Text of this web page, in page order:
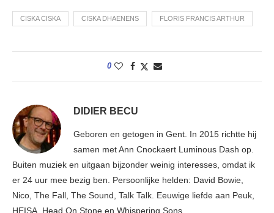
CISKA CISKA CISKA DHAENENS FLORIS FRANCIS ARTHUR
0
DIDIER BECU
Geboren en getogen in Gent. In 2015 richtte hij
samen met Ann Cnockaert Luminous Dash op.
Buiten muziek en uitgaan bijzonder weinig interesses, omdat ik
er 24 uur mee bezig ben. Persoonlijke helden: David Bowie,
Nico, The Fall, The Sound, Talk Talk. Eeuwige liefde aan Peuk,
HEISA, Head On Stone en Whispering Sons.